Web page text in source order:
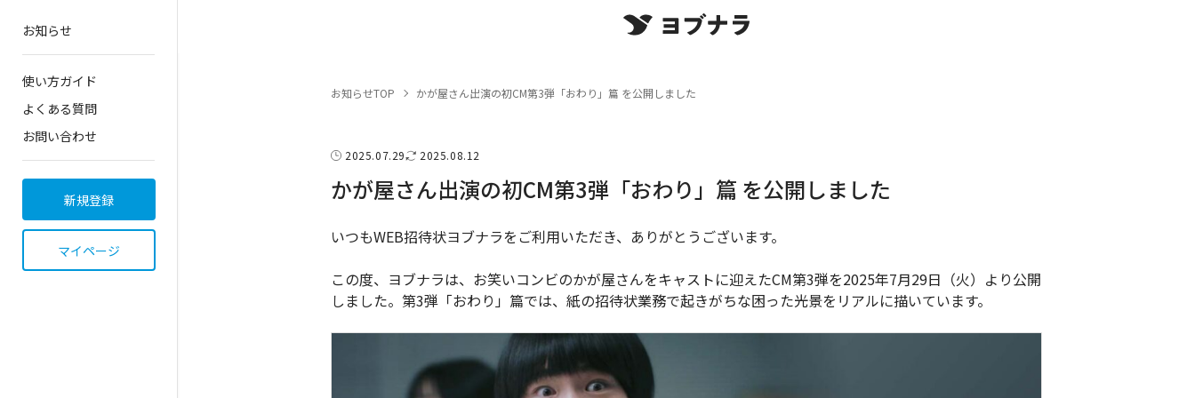
お知らせ
使い方ガイド
よくある質問
お問い合わせ
新規登録
マイページ
お知らせTOP かが屋さん出演の初CM第3弾「おわり」篇 を公開しました
2025.07.29 2025.08.12
かが屋さん出演の初CM第3弾「おわり」篇 を公開しました
いつもWEB招待状ヨブナラをご利用いただき、ありがとうございます。
この度、ヨブナラは、お笑いコンビのかが屋さんをキャストに迎えたCM第3弾を2025年7月29日（火）より公開
しました。第3弾「おわり」篇では、紙の招待状業務で起きがちな困った光景をリアルに描いています。